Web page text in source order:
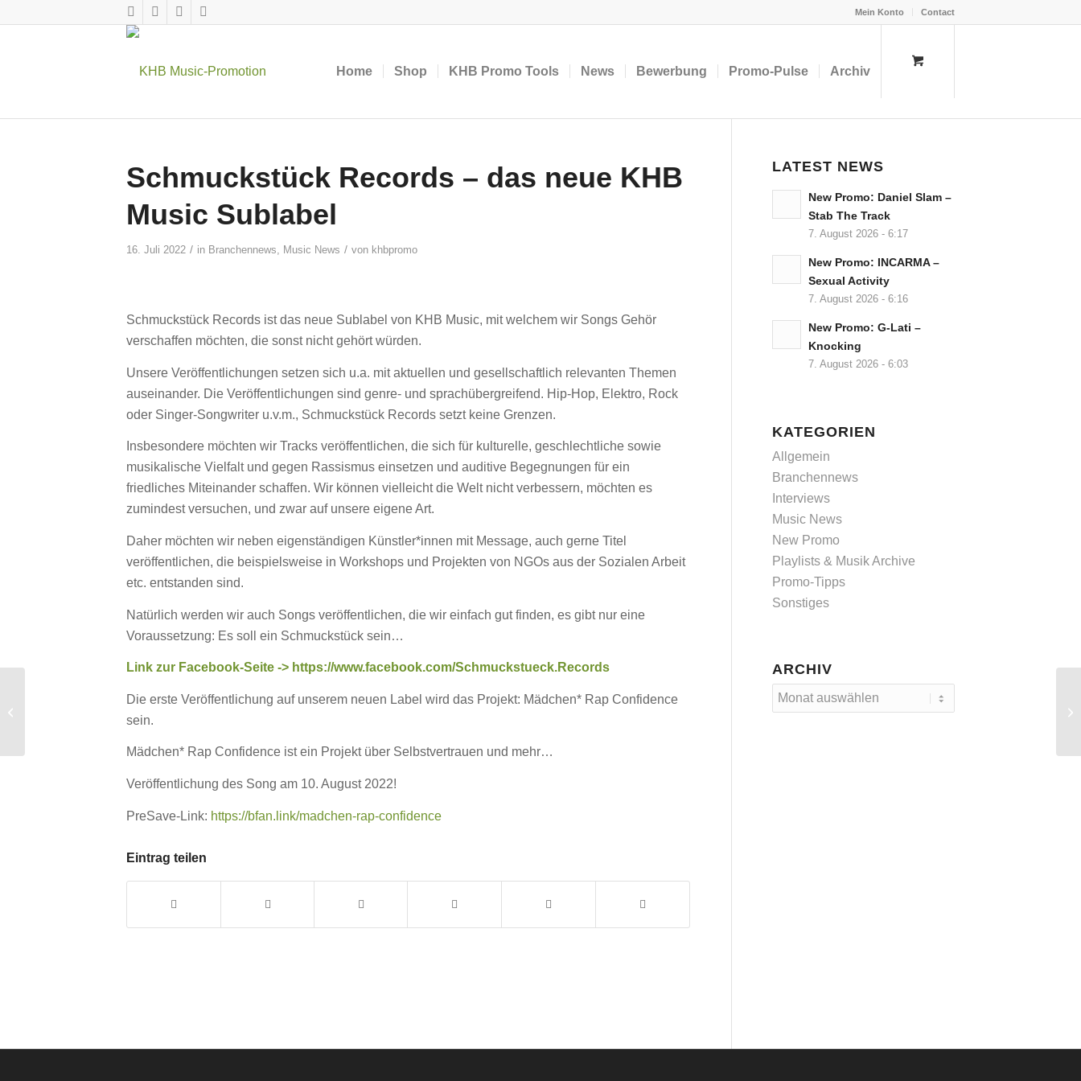
Mein Konto Contact
Home Shop KHB Promo Tools News Bewerbung Promo-Pulse Archiv
Schmuckstück Records – das neue KHB
Music Sublabel
16. Juli 2022 / in Branchennews, Music News / von khbpromo
Schmuckstück Records ist das neue Sublabel von KHB Music, mit welchem wir Songs Gehör
verschaffen möchten, die sonst nicht gehört würden.
Unsere Veröffentlichungen setzen sich u.a. mit aktuellen und gesellschaftlich relevanten Themen
auseinander. Die Veröffentlichungen sind genre- und sprachübergreifend. Hip-Hop, Elektro, Rock
oder Singer-Songwriter u.v.m., Schmuckstück Records setzt keine Grenzen.
Insbesondere möchten wir Tracks veröffentlichen, die sich für kulturelle, geschlechtliche sowie
musikalische Vielfalt und gegen Rassismus einsetzen und auditive Begegnungen für ein
friedliches Miteinander schaffen. Wir können vielleicht die Welt nicht verbessern, möchten es
zumindest versuchen, und zwar auf unsere eigene Art.
Daher möchten wir neben eigenständigen Künstler*innen mit Message, auch gerne Titel
veröffentlichen, die beispielsweise in Workshops und Projekten von NGOs aus der Sozialen Arbeit
etc. entstanden sind.
Natürlich werden wir auch Songs veröffentlichen, die wir einfach gut finden, es gibt nur eine
Voraussetzung: Es soll ein Schmuckstück sein…
Link zur Facebook-Seite -> https://www.facebook.com/Schmuckstueck.Records
Die erste Veröffentlichung auf unserem neuen Label wird das Projekt: Mädchen* Rap Confidence
sein.
Mädchen* Rap Confidence ist ein Projekt über Selbstvertrauen und mehr…
Veröffentlichung des Song am 10. August 2022!
PreSave-Link: https://bfan.link/madchen-rap-confidence
Eintrag teilen
LATEST NEWS
New Promo: Daniel Slam –
Stab The Track
7. August 2026 - 6:17
New Promo: INCARMA –
Sexual Activity
7. August 2026 - 6:16
New Promo: G-Lati –
Knocking
7. August 2026 - 6:03
KATEGORIEN
Allgemein
Branchennews
Interviews
Music News
New Promo
Playlists & Musik Archive
Promo-Tipps
Sonstiges
ARCHIV